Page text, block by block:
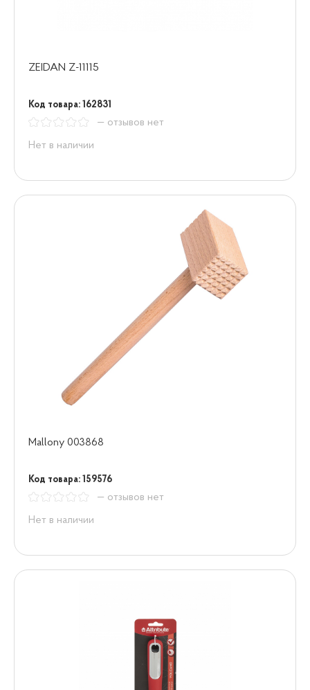
ZEIDAN Z-11115
Код товара: 162831
— отзывов нет
Нет в наличии
Mallony 003868
Код товара: 159576
— отзывов нет
Нет в наличии